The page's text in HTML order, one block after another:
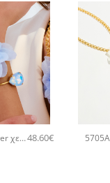
5705E Lotus flower χειροποίητο βραχιόλι Catherine bijoux Τυρκουάζ48.60€